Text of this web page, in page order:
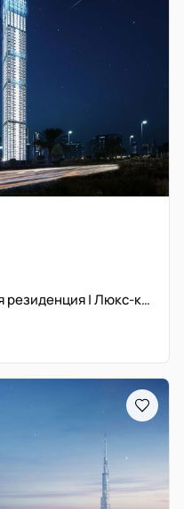
Высокий уровень | Брендовая резиденция | Люкс-класс